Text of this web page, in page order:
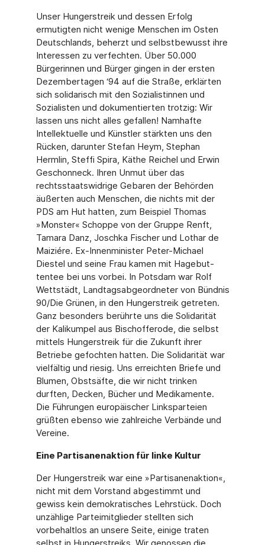
Unser Hungerstreik und dessen Erfolg
ermutigten nicht wenige Menschen im Osten
Deutschlands, beherzt und selbstbewusst ihre
Interessen zu verfechten. Über 50.000
Bürgerinnen und Bürger gingen in der ersten
Dezembertagen ‘94 auf die Straße, erklär­ten
sich solidarisch mit den Sozialistinnen und
Sozialisten und dokumentierten trotzig: Wir
lassen uns nicht alles gefallen! Namhafte
Intellektuelle und Künstler stärkten uns den
Rücken, darunter Stefan Heym, Stephan
Hermlin, Steffi Spira, Käthe Reichel und Erwin
Geschonneck. Ihren Unmut über das
rechtsstaatswidrige Gebaren der Behörden
äußerten auch Menschen, die nichts mit der
PDS am Hut hatten, zum Beispiel Thomas
»Monster« Schoppe von der Gruppe Renft,
Tamara Danz, Joschka Fischer und Lothar de
Maiziére. Ex-Innenminister Peter-Michael
Diestel und seine Frau kamen mit Hagebut­
tentee bei uns vorbei. In Potsdam war Rolf
Wettstädt, Landtagsabgeordneter von Bünd­nis
90/Die Grünen, in den Hungerstreik getreten.
Ganz besonders berührte uns die Solidarität
der Kalikumpel aus Bischofferode, die selbst
mittels Hungerstreik für die Zukunft ihrer
Betriebe gefochten hatten. Die Solidarität war
vielfältig und riesig. Uns erreichten Briefe und
Blumen, Obstsäfte, die wir nicht trinken
durften, Decken, Bücher und Medikamente.
Die Führungen europäischer Linksparteien
grüßten ebenso wie zahl­reiche Verbände und
Vereine.
Eine Partisanenaktion für linke Kultur
Der Hungerstreik war eine »Partisanenaktion«,
nicht mit dem Vorstand abgestimmt und
gewiss kein demokratisches Lehrstück. Doch
unzählige Parteimitglieder stellten sich
vorbehaltlos an unsere Seite, einige traten